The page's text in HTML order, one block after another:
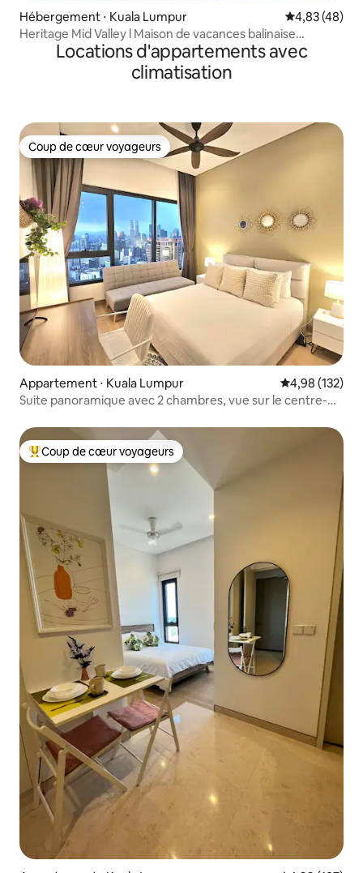
Hébergement ⋅ Kuala Lumpur Évaluation
4,83 (48)
Heritage Mid Valley l Maison de vacances balinaise
8 personnesLocations d'appartements avec
climatisation
Coup de cœur voyageurs
Coup de cœur voyageurs
Appartement ⋅ Kuala Lumpur Évaluation
4,98 (132)
Suite panoramique avec 2 chambres, vue sur le centre-
Coups de cœur voyageurs les plus appréciés
Coup de cœur voyageurs